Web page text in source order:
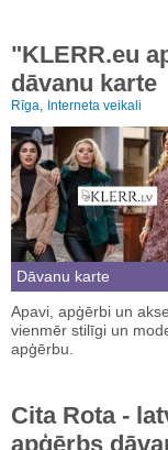
"KLERR.eu
dāvanu karte
Rīga, Interneta veikali
Dāvanu karte
Apavi, apģērbi un
vienmēr stilīgi un
apģērbu.
Cita Rota -
apģērbs